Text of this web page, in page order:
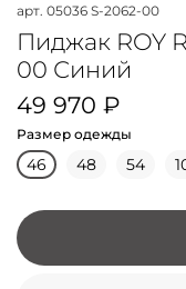
арт. 05036 S-2062-00
Пиджак ROY
00 Синий
49 970 ₽
Размер одежды
46 48 54